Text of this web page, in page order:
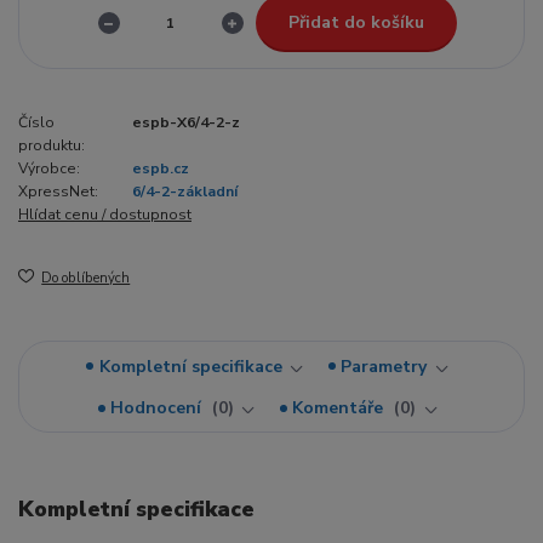
Přidat do košíku
Číslo
produktu:
espb-X6/4-2-z
Výrobce:
espb.cz
XpressNet:
6/4-2-základní
Hlídat cenu / dostupnost
Do oblíbených
Kompletní specifikace
Parametry
Hodnocení
0 Komentáře 0
Kompletní specifikace